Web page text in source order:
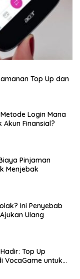
Top Up dan
Login Mana
Finansial?
Pinjaman
Menjebak
Ini Penyebab
Ulang
Top Up
VocaGame untuk